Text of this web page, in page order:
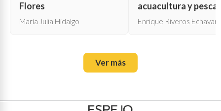
Flores
María Julia Hidalgo
acuacultura y pesca
Enrique Riveros
Ver más